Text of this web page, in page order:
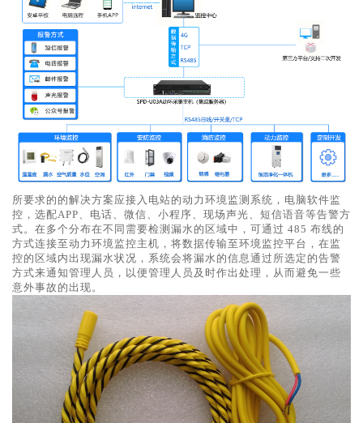
所要求的的解决方案应接入电站的动力环境监测系统，电脑软件监
控，选配APP、电话、微信、小程序、现场声光、短信语音等告警方
式。在多个分布在不同需要检测漏水的区域中，可通过 485 布线的
方式连接至动力环境监控主机，将数据传输至环境监控平台，在监
控的区域内出现漏水状况，系统会将漏水的信息通过所选定的告警
方式来通知管理人员，以便管理人员及时作出处理，从而避免一些
意外事故的出现。